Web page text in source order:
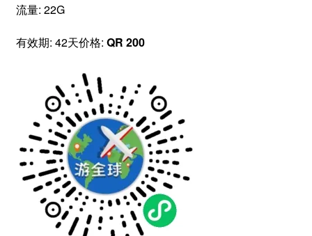
流量: 22G
有效期: 42天价格: QR 200